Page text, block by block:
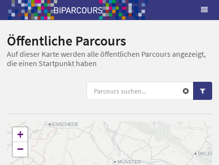
Öffentliche Parcours
Auf dieser Karte werden alle öffentlichen Parcours angezeigt,
die einen Startpunkt haben
+
−